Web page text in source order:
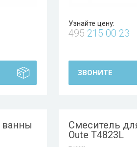
Узнайте цену:
495 215 00 23
ЗВОНИТЕ
ванны
Смеситель
Oute T4823L